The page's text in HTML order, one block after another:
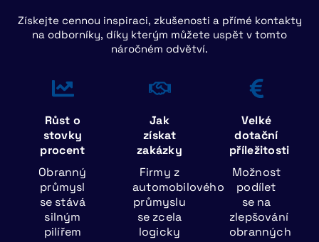
Získejte cennou inspiraci, zkušenosti a přímé kontakty
na odborníky, díky kterým můžete uspět v tomto
náročném odvětví.
Růst o
stovky
procent
Obranný
průmysl
se stává
silným
pilířem
Jak
získat
zakázky
Firmy z
automobilového
průmyslu
se zcela
logicky
Velké
dotační
příležitosti
Možnost
podílet
se na
zlepšování
obranných